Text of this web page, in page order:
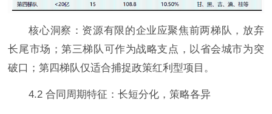
核心洞察：资源有限的企业应聚焦前两梯队，放弃
长尾市场；第三梯队可作为战略支点，以省会城市为突
破口；第四梯队仅适合捕捉政策红利型项目。
4.2 合同周期特征：长短分化，策略各异